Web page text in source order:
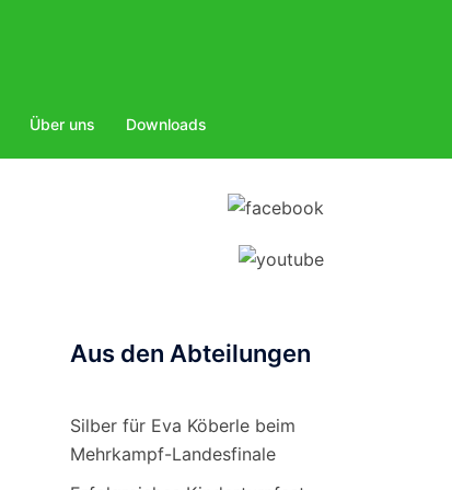
Über uns Downloads
Aus den Abteilungen
Silber für Eva Köberle beim
Mehrkampf-Landesfinale